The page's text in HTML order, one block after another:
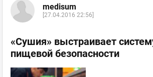
medisum
[27.04.2016 22:56]
«Сушия» выстраивает
пищевой безопасности